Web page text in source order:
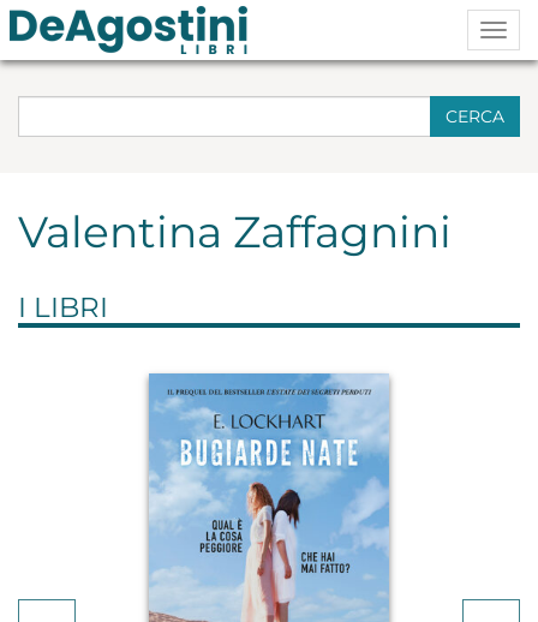
CERCA
Valentina Zaffagnini
I LIBRI